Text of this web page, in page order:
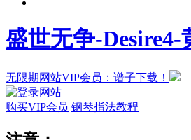
盛世无争-
无限期网站VIP会员：谱子下载！
购买VIP会员 钢琴指法教程